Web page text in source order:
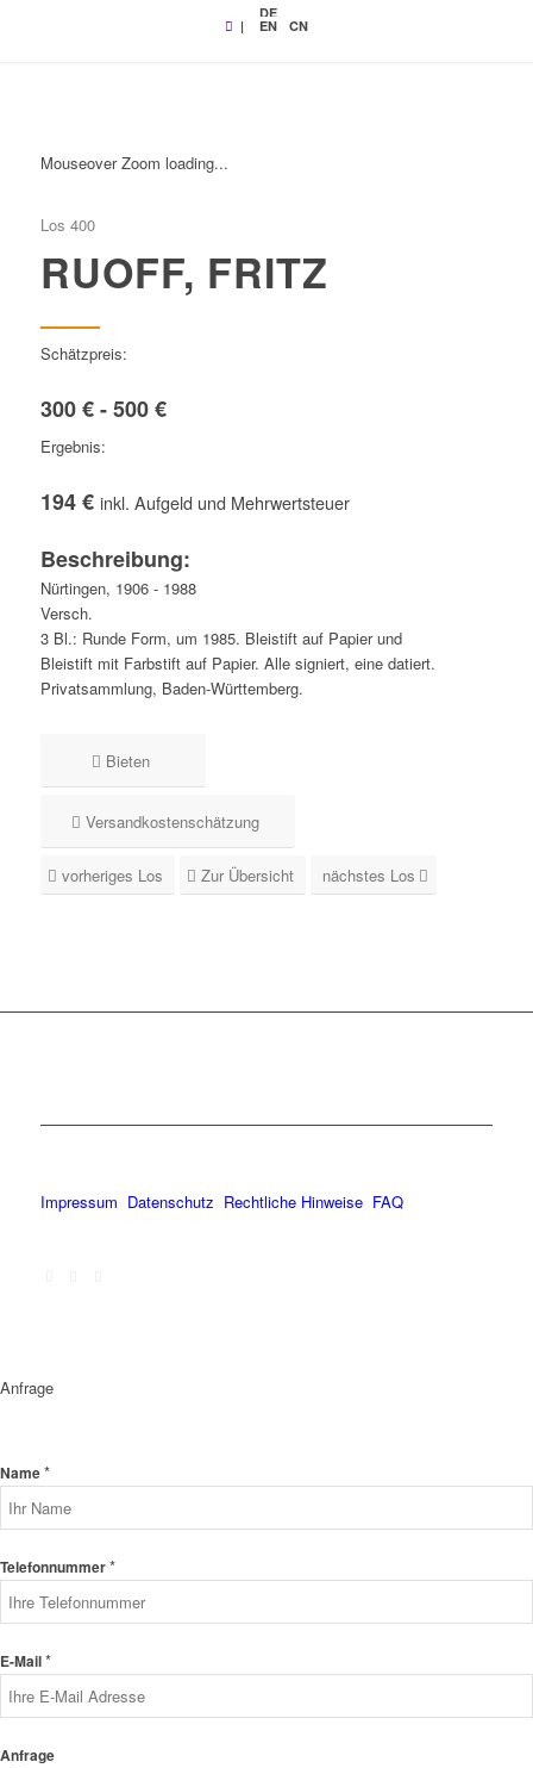
|
DE
EN CN
Mouseover Zoom loading...
Los 400
RUOFF, FRITZ
Schätzpreis:
300 € - 500 €
Ergebnis:
194 € inkl. Aufgeld und Mehrwertsteuer
Beschreibung:
Nürtingen, 1906 - 1988
Versch.
3 Bl.: Runde Form, um 1985. Bleistift auf Papier und
Bleistift mit Farbstift auf Papier. Alle signiert, eine datiert.
Privatsammlung, Baden-Württemberg.
Bieten
Versandkostenschätzung
vorheriges Los Zur Übersicht nächstes Los
Impressum Datenschutz Rechtliche Hinweise FAQ
Anfrage
Name*
Telefonnummer*
E-Mail*
Anfrage